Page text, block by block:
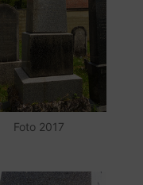
Foto 2017